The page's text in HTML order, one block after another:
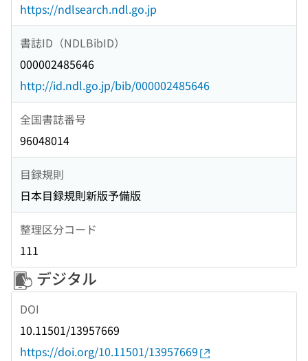
https://ndlsearch.ndl.go.jp
書誌ID（NDLBibID）
000002485646
http://id.ndl.go.jp/bib/000002485646
全国書誌番号
96048014
目録規則
日本目録規則新版予備版
整理区分コード
111
デジタル
DOI
10.11501/13957669
https://doi.org/10.11501/13957669